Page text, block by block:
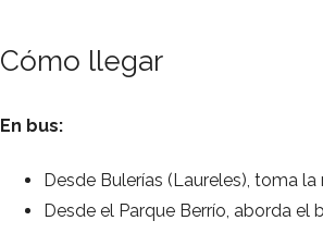
Cómo llegar
En bus:
Desde Bulerías (Laureles), toma la
Desde el Parque Berrío, aborda el